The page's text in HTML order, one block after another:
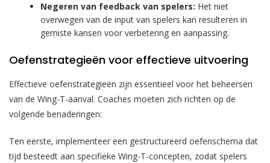
Negeren van feedback van spelers: Het niet
overwegen van de input van spelers kan resulteren in
gemiste kansen voor verbetering en aanpassing.
Oefenstrategieën voor effectieve uitvoering
Effectieve oefenstrategieën zijn essentieel voor het beheersen
van de Wing-T-aanval. Coaches moeten zich richten op de
volgende benaderingen:
Ten eerste, implementeer een gestructureerd oefenschema dat
tijd besteedt aan specifieke Wing-T-concepten, zodat spelers